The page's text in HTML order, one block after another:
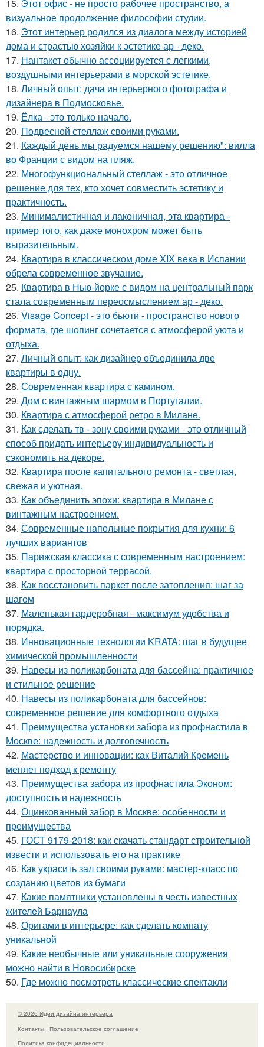
15. Этот офис - не просто рабочее пространство, а
визуальное продолжение философии студии.
16. Этот интерьер родился из диалога между историей
дома и страстью хозяйки к эстетике ар - деко.
17. Нантакет обычно ассоциируется с легкими,
воздушными интерьерами в морской эстетике.
18. Личный опыт: дача интерьерного фотографа и
дизайнера в Подмосковье.
19. Ёлка - это только начало.
20. Подвесной стеллаж своими руками.
21. Каждый день мы радуемся нашему решению": вилла
во Франции с видом на пляж.
22. Многофункциональный стеллаж - это отличное
решение для тех, кто хочет совместить эстетику и
практичность.
23. Минималистичная и лаконичная, эта квартира -
пример того, как даже монохром может быть
выразительным.
24. Квартира в классическом доме XIX века в Испании
обрела современное звучание.
25. Квартира в Нью-йорке с видом на центральный парк
стала современным переосмыслением ар - деко.
26. Visage Concept - это бьюти - пространство нового
формата, где шопинг сочетается с атмосферой уюта и
отдыха.
27. Личный опыт: как дизайнер объединила две
квартиры в одну.
28. Современная квартира с камином.
29. Дом с винтажным шармом в Португалии.
30. Квартира с атмосферой ретро в Милане.
31. Как сделать тв - зону своими руками - это отличный
способ придать интерьеру индивидуальность и
сэкономить на декоре.
32. Квартира после капитального ремонта - светлая,
свежая и уютная.
33. Как объединить эпохи: квартира в Милане с
винтажным настроением.
34. Современные напольные покрытия для кухни: 6
лучших вариантов
35. Парижская классика с современным настроением:
квартира с просторной террасой.
36. Как восстановить паркет после затопления: шаг за
шагом
37. Маленькая гардеробная - максимум удобства и
порядка.
38. Инновационные технологии KRATA: шаг в будущее
химической промышленности
39. Навесы из поликарбоната для бассейна: практичное
и стильное решение
40. Навесы из поликарбоната для бассейнов:
современное решение для комфортного отдыха
41. Преимущества установки забора из профнастила в
Москве: надежность и долговечность
42. Мастерство и инновации: как Виталий Кремень
меняет подход к ремонту
43. Преимущества забора из профнастила Эконом:
доступность и надежность
44. Оцинкованный забор в Москве: особенности и
преимущества
45. ГОСТ 9179-2018: как скачать стандарт строительной
извести и использовать его на практике
46. Как украсить зал своими руками: мастер-класс по
созданию цветов из бумаги
47. Какие памятники установлены в честь известных
жителей Барнаула
48. Оригами в интерьере: как сделать комнату
уникальной
49. Какие необычные или уникальные сооружения
можно найти в Новосибирске
50. Где можно посмотреть классические спектакли
© 2026 Идеи дизайна интерьера
Контакты
Пользовательское соглашение
Политика конфидециальности